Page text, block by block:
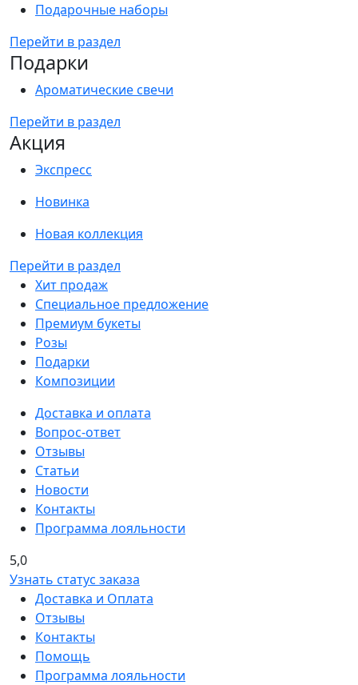
Подарочные наборы
Перейти в раздел
Подарки
Ароматические свечи
Перейти в раздел
Акция
Экспресс
Новинка
Новая коллекция
Перейти в раздел
Хит продаж
Специальное предложение
Премиум букеты
Розы
Подарки
Композиции
Доставка и оплата
Вопрос-ответ
Отзывы
Статьи
Новости
Контакты
Программа лояльности
5,0
Узнать статус заказа
Доставка и Оплата
Отзывы
Контакты
Помощь
Программа лояльности